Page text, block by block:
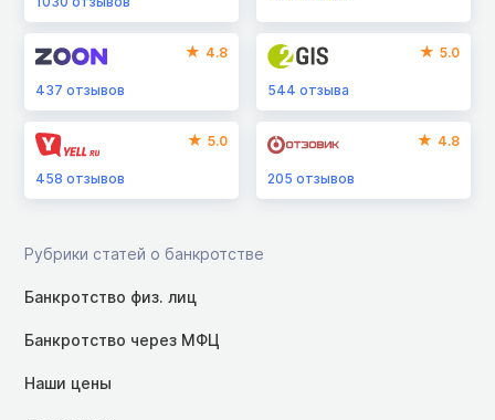
4.8
437 отзывов
5.0
544отзыва
5.0
458 отзывов
4.8
205отзывов
Рубрики статей о банкротстве
Банкротство физ. лиц
Банкротство через МФЦ
Наши цены